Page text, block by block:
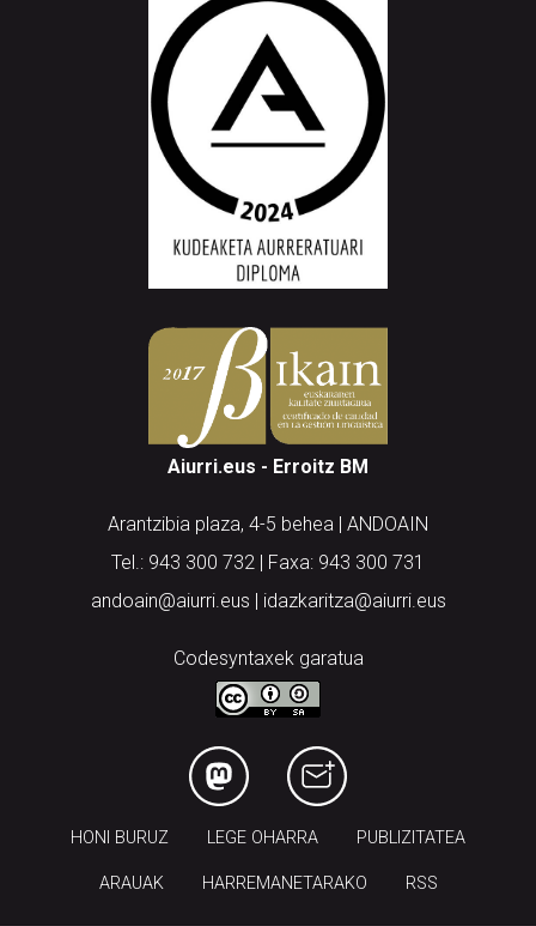
Aiurri.eus - Erroitz BM
Arantzibia plaza, 4-5 behea | ANDOAIN
Tel.: 943 300 732 | Faxa: 943 300 731
andoain@aiurri.eus | idazkaritza@aiurri.eus
Codesyntaxek garatua
HONI BURUZ LEGE OHARRA PUBLIZITATEA
ARAUAK HARREMANETARAKO RSS